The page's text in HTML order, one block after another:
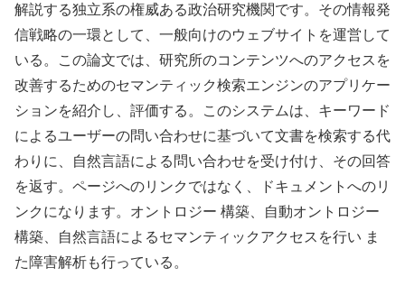
解説する独立系の権威ある政治研究機関です。その情報発
信戦略の一環として、一般向けのウェブサイトを運営して
いる。この論文では、研究所のコンテンツへのアクセスを
改善するためのセマンティック検索エンジンのアプリケー
ションを紹介し、評価する。このシステムは、キーワード
によるユーザーの問い合わせに基づいて文書を検索する代
わりに、自然言語による問い合わせを受け付け、その回答
を返す。ページへのリンクではなく、ドキュメントへのリ
ンクになります。オントロジー 構築、自動オントロジー
構築、自然言語によるセマンティックアクセスを行い ま
た障害解析も行っている。